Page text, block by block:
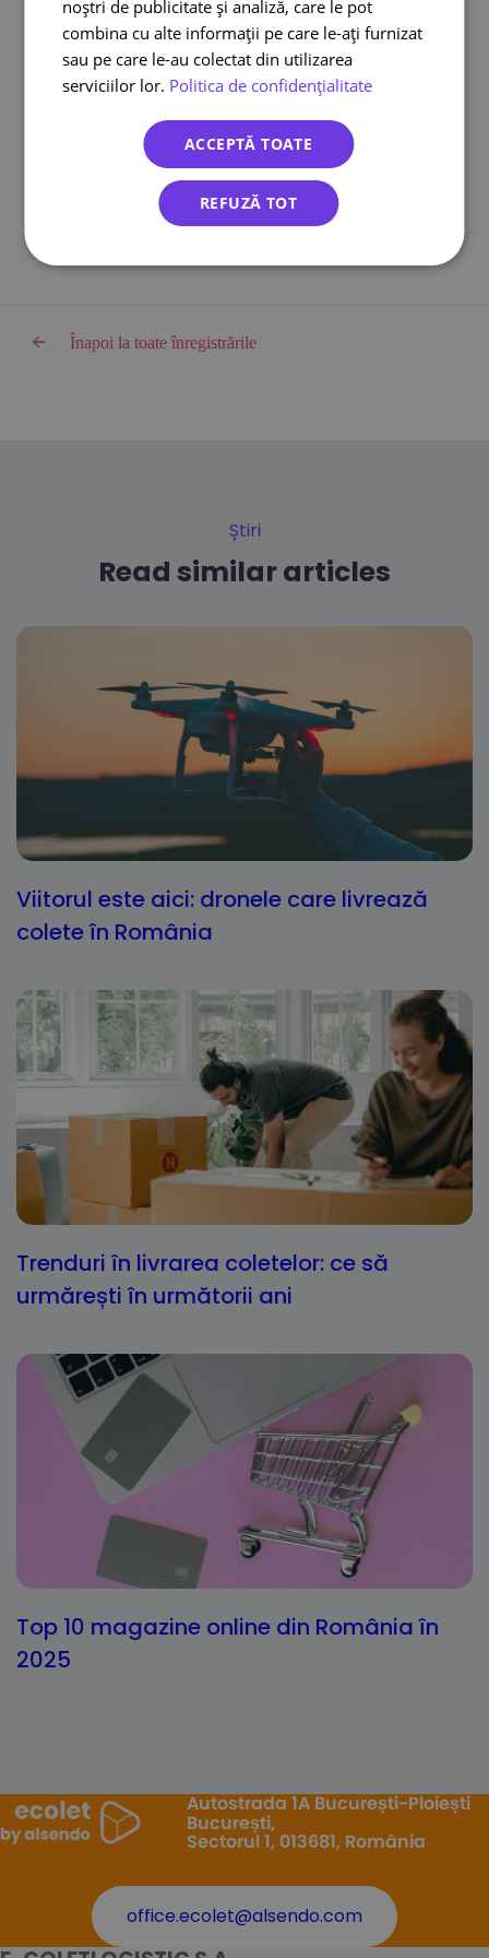
Curier online
DPD curier
Cargus Ship & Go
Lockere FANbox
Transport bicicleta curier
Cargus livreaza sambata
Înapoi la toate înregistrările
Știri
Read similar articles
Viitorul este aici: dronele care livrează
colete în România
Trenduri în livrarea coletelor: ce să
urmărești în următorii ani
Top 10 magazine online din România în
2025
Autostrada 1A București-Ploiești
București,
Sectorul 1, 013681, România
office.ecolet@alsendo.com
noștri de publicitate și analiză, care le pot
combina cu alte informații pe care le-ați furnizat
sau pe care le-au colectat din utilizarea
serviciilor lor. Politica de confidențialitate
ACCEPTĂ TOATE
REFUZĂ TOT